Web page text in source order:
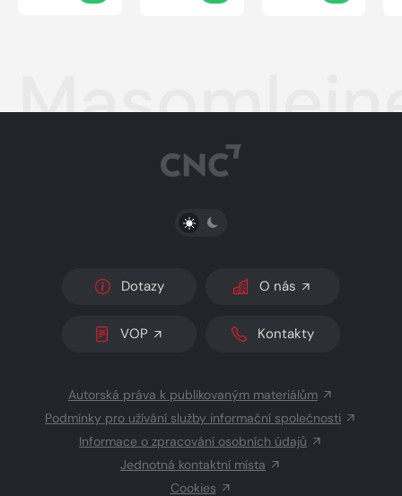
PŘEPNOUT SVĚTLÝ/TMAVÝ REŽIM
Dotazy O nás
VOP Kontakty
Autorská práva k publikovaným materiálům
Podmínky pro užívání služby informační společnosti
Informace o zpracování osobních údajů
Jednotná kontaktní místa
Cookies